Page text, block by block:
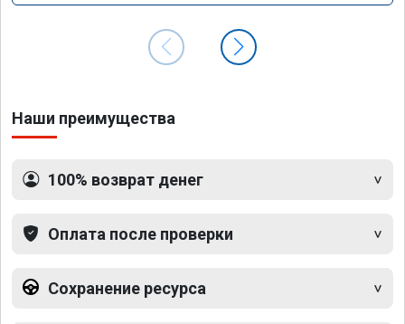
Наши преимущества
100% возврат денег
Оплата после проверки
Сохранение ресурса